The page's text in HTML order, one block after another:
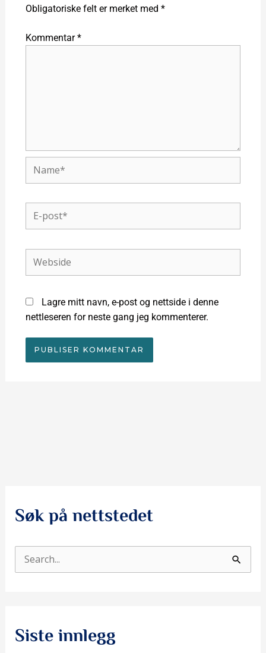
Obligatoriske felt er merket med *
Kommentar*
post*
Lagre mitt navn, e-post og nettside i denne
nettleseren for neste gang jeg kommenterer.
Søk på nettstedet
tSiste innlegg